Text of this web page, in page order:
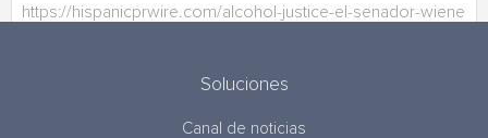
Soluciones
Canal de noticias